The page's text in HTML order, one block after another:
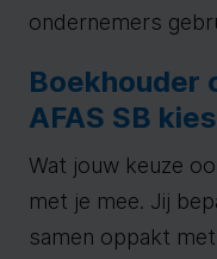
ondernemers
Boekhouder
AFAS SB
Wat jouw keuze
met je mee. Jij
samen oppakt